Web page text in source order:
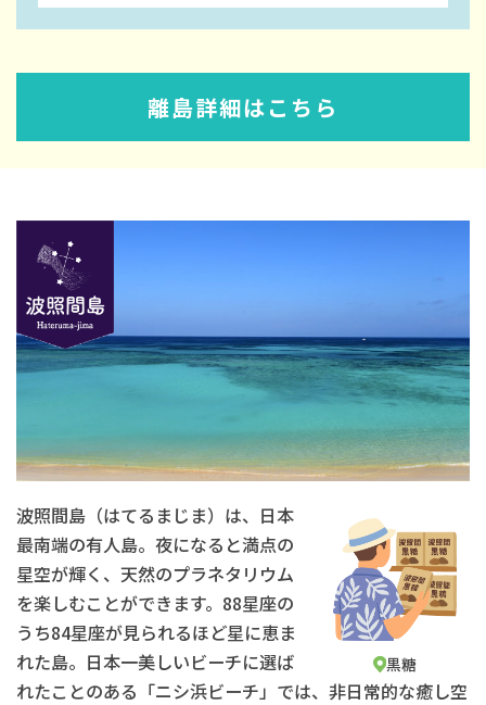
離島詳細はこちら
黒糖
波照間島（はてるまじま）は、日本
最南端の有人島。夜になると満点の
星空が輝く、天然のプラネタリウム
を楽しむことができます。88星座の
うち84星座が見られるほど星に恵ま
れた島。日本一美しいビーチに選ば
れたことのある「ニシ浜ビーチ」では、非日常的な癒し空